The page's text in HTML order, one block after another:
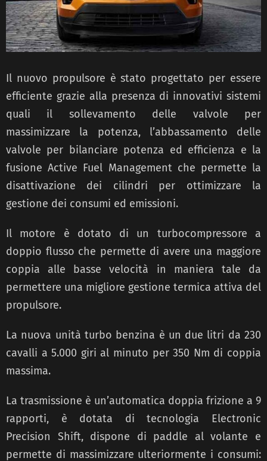
Il nuovo propulsore è stato progettato per essere
efficiente grazie alla presenza di innovativi sistemi
quali il sollevamento delle valvole per
massimizzare la potenza, l’abbassamento delle
valvole per bilanciare potenza ed efficienza e la
fusione Active Fuel Management che permette la
disattivazione dei cilindri per ottimizzare la
gestione dei consumi ed emissioni.
Il motore è dotato di un turbocompressore a
doppio flusso che permette di avere una maggiore
coppia alle basse velocità in maniera tale da
permettere una migliore gestione termica attiva del
propulsore.
La nuova unità turbo benzina è un due litri da 230
cavalli a 5.000 giri al minuto per 350 Nm di coppia
massima.
La trasmissione è un’automatica doppia frizione a 9
rapporti, è dotata di tecnologia Electronic
Precision Shift, dispone di paddle al volante e
permette di massimizzare ulteriormente i consumi: